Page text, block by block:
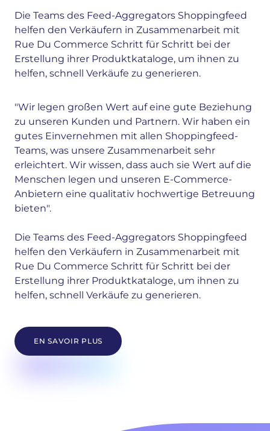
Die Teams des Feed-Aggregators Shoppingfeed
helfen den Verkäufern in Zusammenarbeit mit
Rue Du Commerce Schritt für Schritt bei der
Erstellung ihrer Produktkataloge, um ihnen zu
helfen, schnell Verkäufe zu generieren.
"Wir legen großen Wert auf eine gute Beziehung
zu unseren Kunden und Partnern. Wir haben ein
gutes Einvernehmen mit allen Shoppingfeed-
Teams, was unsere Zusammenarbeit sehr
erleichtert. Wir wissen, dass auch sie Wert auf die
Menschen legen und unseren E-Commerce-
Anbietern eine qualitativ hochwertige Betreuung
bieten".
Die Teams des Feed-Aggregators Shoppingfeed
helfen den Verkäufern in Zusammenarbeit mit
Rue Du Commerce Schritt für Schritt bei der
Erstellung ihrer Produktkataloge, um ihnen zu
helfen, schnell Verkäufe zu generieren.
EN SAVOIR PLUS